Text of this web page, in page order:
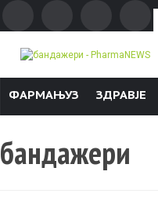
ФАРМАЊУЗ ЗДРАВЈЕ
бандажери